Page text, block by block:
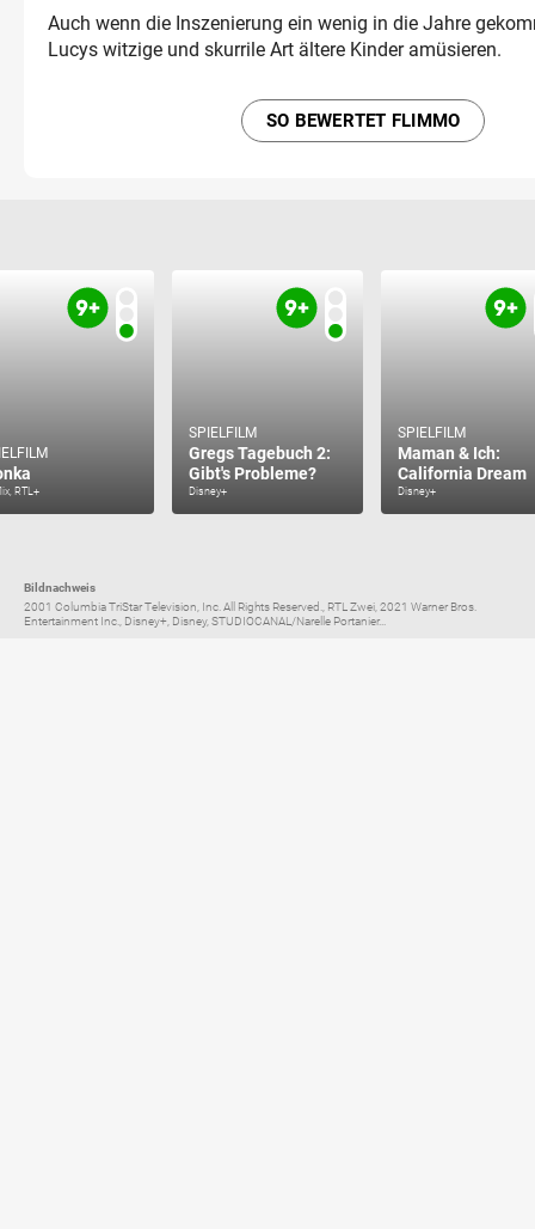
Auch wenn die Inszenierung ein wenig in die Jahre
Lucys witzige und skurrile Art ältere Kinder amüsieren.
SO BEWERTET FLIMMO
RTL+
SPIELFILM
Gregs Tagebuch 2:
Gibt's Probleme?
Disney+
SPIELFILM
Maman & Ich:
California Dream
Disney+
Bildnachweis
2001 Columbia TriStar Television, Inc. All Rights Reserved., RTL Zwei, 2021 Warner Bros.
Entertainment Inc., Disney+, Disney, STUDIOCANAL/Narelle Portanier...